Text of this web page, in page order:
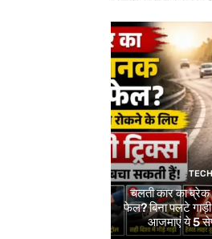
TECH
चलती कार का
फेल? बिना पलटे
आजमाएं ये 5